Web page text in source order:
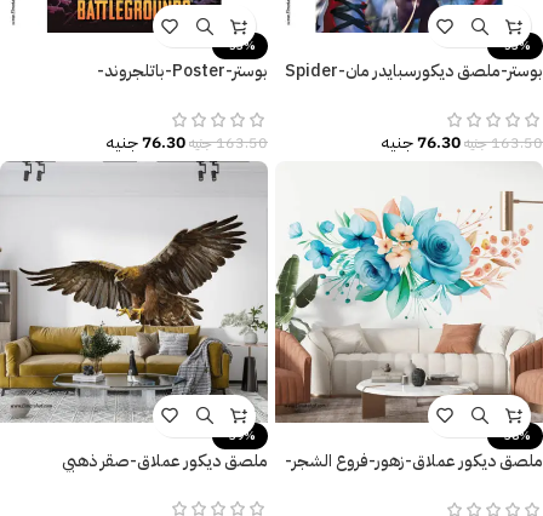
-53%
بوستر-ملصق ديكورسبايدر مان-Spider
163.50جنيه76.30جنيه
-53%
بوستر-Poster-باتلجروند-
163.50جنيه76.30جنيه
-38%
ملصق ديكور عملاق-زهور-فروع الشجر-
-39%
ملصق ديكور عملاق-صقر ذهبي